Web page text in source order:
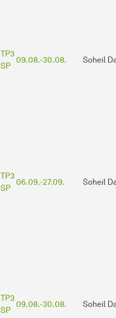
TP3
SP
09.08.-30.08. Soheil
TP3
SP
06.09.-27.09. Soheil
TP3
SP
09.08.-30.08. Soheil